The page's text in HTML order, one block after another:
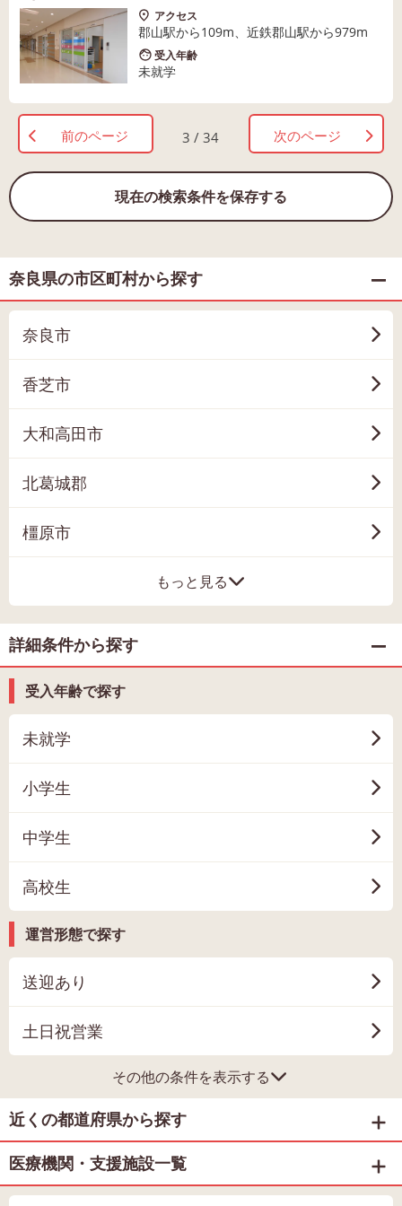
アクセス
郡山駅から109m、近鉄郡山駅から979m
受入年齢
未就学
前のページ 3 / 34 次のページ
現在の検索条件を保存する
奈良県の市区町村から探す
奈良市
香芝市
大和高田市
北葛城郡
橿原市
もっと見る
詳細条件から探す
受入年齢で探す
未就学
小学生
中学生
高校生
運営形態で探す
送迎あり
土日祝営業
その他の条件を表示する
近くの都道府県から探す
医療機関・支援施設一覧